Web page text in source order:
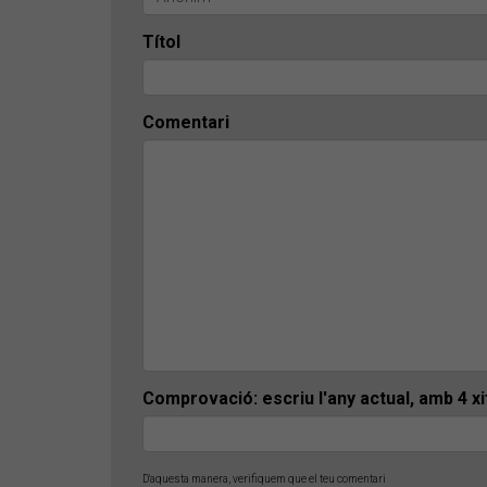
Títol
Comentari
Comprovació: escriu l'any actual, amb 4
D'aquesta manera, verifiquem que el teu comentari